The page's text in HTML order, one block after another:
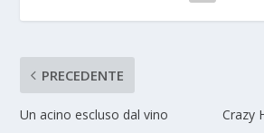
PRECEDENTE
Un acino escluso dal vino Crazy